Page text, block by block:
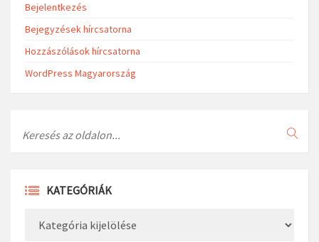
Bejelentkezés
Bejegyzések hírcsatorna
Hozzászólások hírcsatorna
WordPress Magyarország
KATEGÓRIÁK